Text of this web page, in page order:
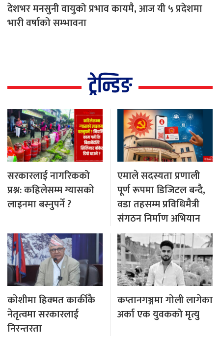
देशभर मनसुनी वायुको प्रभाव कायमै, आज यी ५ प्रदेशमा
भारी वर्षाको सम्भावना
ट्रेन्डिङ
सरकारलाई नागरिकको
प्रश्न: कहिलेसम्म ग्यासको
लाइनमा बस्नुपर्ने ?
एमाले सदस्यता प्रणाली
पूर्ण रूपमा डिजिटल बन्दै,
वडा तहसम्म प्रविधिमैत्री
संगठन निर्माण अभियान
कोशीमा हिक्मत कार्कीकै
नेतृत्वमा सरकारलाई
निरन्तरता
कप्तानगञ्जमा गोली लागेका
अर्का एक युवकको मृत्यु